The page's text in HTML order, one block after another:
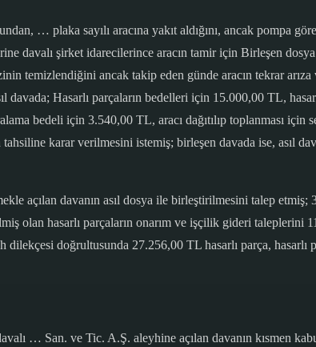
… plaka sayılı aracına yakıt aldığını, ancak pompa
davalı şirket idarecilerince aracın tamir için Birleşen
temizlendiğini ancak takip eden günde aracın tekrar
davada; Hasarlı parçaların bedelleri için 15.000,00 TL,
bedeli için 3.540,00 TL, aracı dağıtılıp toplanması için
karar verilmesini istemiş; birleşen davada ise, asıl
açılan davanın asıl dosya ile birleştirilmesini talep
olan hasarlı parçaların onarım ve işçilik gideri taleplerini
doğrultusunda 27.256,00 TL hasarlı parça,
… San. ve Tic. A.Ş. aleyhine açılan davanın kısmen